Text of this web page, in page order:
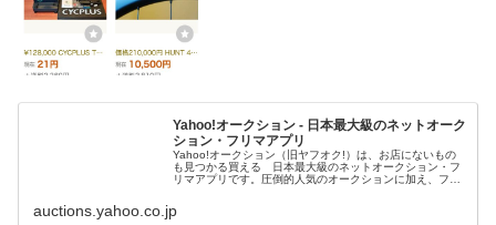
Yahoo!オークション - 日本最大級のネットオーク
ション・フリマアプリ
Yahoo!オークション（旧ヤフオク!）は、お店にないもの
も見つかる買える 日本最大級のネットオークション・フ
リマアプリです。圧倒的人気のオークションに加え、フリ
auctions.yahoo.co.jp